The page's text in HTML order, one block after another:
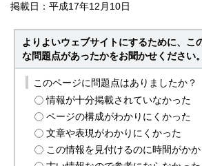
掲載日：平成17年12月10日
よりよいウェブサイトにするために、こ
な問題点があったかをお聞かせください。
このページに問題点はありましたか？
情報が十分掲載されていなかった
ページの構成がわかりにくかった
文章や表現がわかりにくかった
この情報を見付けるのに時間がかか